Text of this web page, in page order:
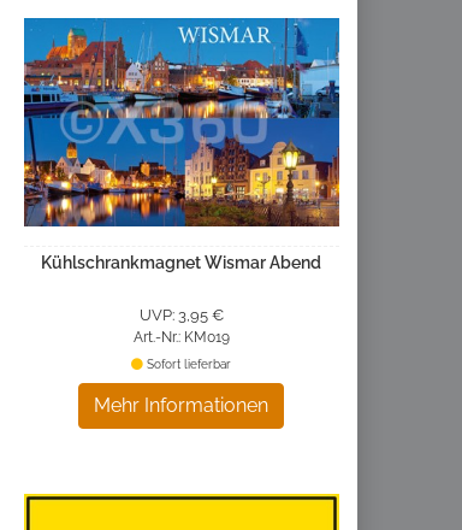
Kühlschrankmagnet Wismar Abend
UVP: 3,95 €
Art.-Nr.: KM019
Mehr Informationen
Sofort lieferbar